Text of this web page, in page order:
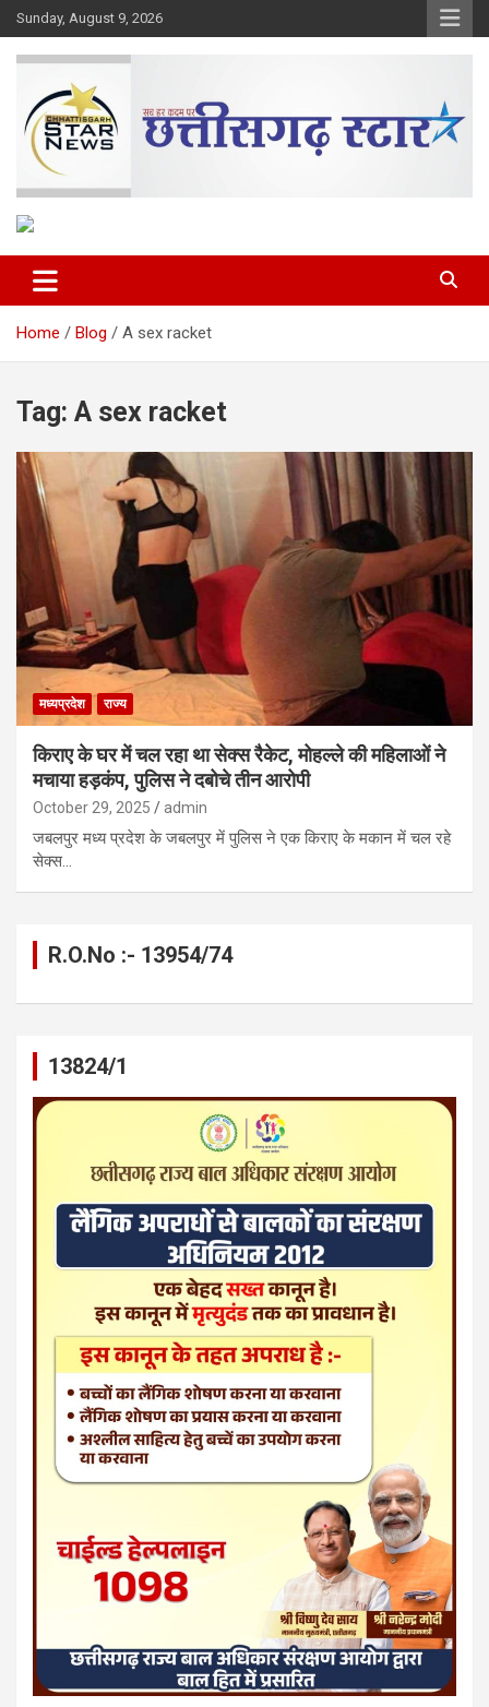
Skip
to
content
Sunday, August 9, 2026
Chhattisgarh Star
Home Blog A sex racket
Tag: A sex racket
मध्यप्रदेश राज्य
किराए के घर में चल रहा था सेक्स रैकेट, मोहल्ले की महिलाओं ने
मचाया हड़कंप, पुलिस ने दबोचे तीन आरोपी
October 29, 2025 admin
जबलपुर मध्य प्रदेश के जबलपुर में पुलिस ने एक किराए के मकान में चल रहे
सेक्स…
R.O.No :- 13954/74
13824/1